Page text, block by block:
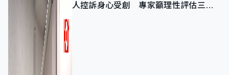
人控訴身心受創 專家籲理性評估三大